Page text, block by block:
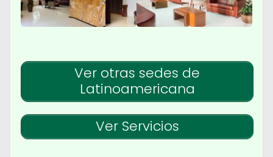
Ver otras sedes de
Latinoamericana
Ver Servicios